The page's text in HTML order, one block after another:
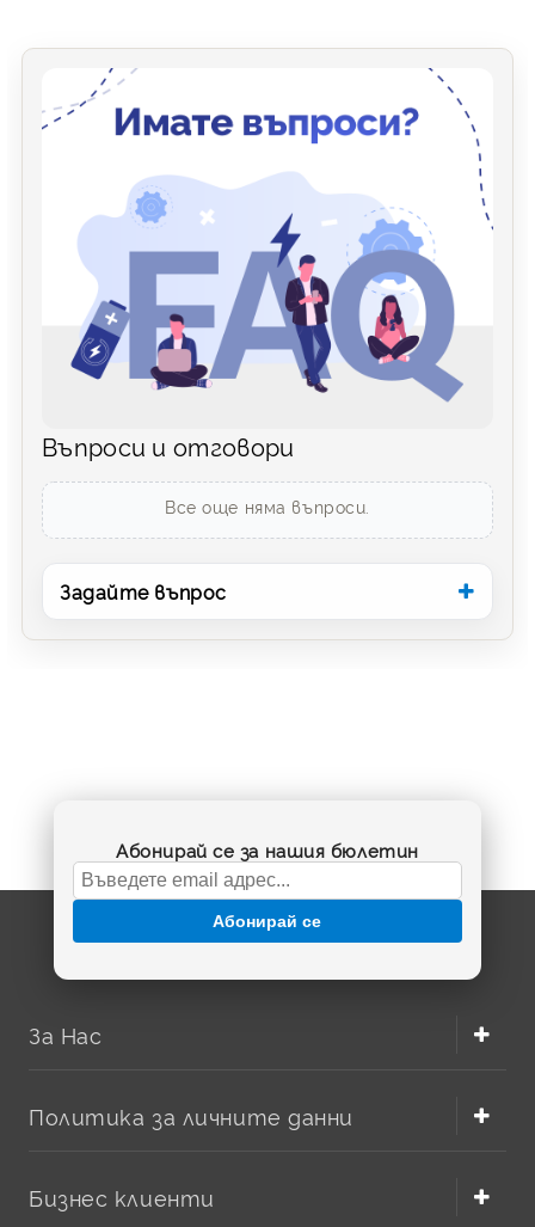
Въпроси и отговори
Все още няма въпроси.
Задайте въпрос
Абонирай се за нашия бюлетин
Абонирай се
За Нас
Политика за личните данни
Бизнес клиенти